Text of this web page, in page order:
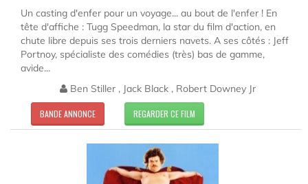
Un casting d'enfer pour un voyage... au bout de l'enfer ! En
tête d'affiche : Tugg Speedman, la star du film d'action, en
chute libre depuis ses trois derniers navets. A ses côtés : Jeff
Portnoy, spécialiste des comédies (très) bas de gamme,
avide...
Ben Stiller , Jack Black , Robert Downey Jr
BANDE ANNONCE REGARDER CE FILM